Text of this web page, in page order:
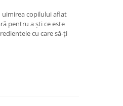
uimirea copilului aflat
pentru a şti ce este
cu care să-ţi